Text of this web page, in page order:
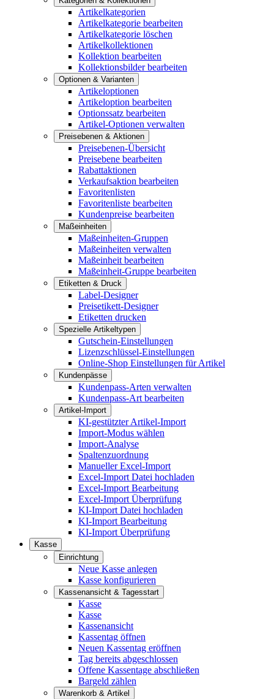
Artikelkategorien
Artikelkategorie bearbeiten
Artikelkategorie löschen
Artikelkollektionen
Kollektion bearbeiten
Kollektionsbilder bearbeiten
Optionen & Varianten
Artikeloptionen
Artikeloption bearbeiten
Optionssatz bearbeiten
Artikel-Optionen verwalten
Preisebenen & Aktionen
Preisebenen-Übersicht
Preisebene bearbeiten
Rabattaktionen
Verkaufsaktion bearbeiten
Favoritenlisten
Favoritenliste bearbeiten
Kundenpreise bearbeiten
Maßeinheiten
Maßeinheiten-Gruppen
Maßeinheiten verwalten
Maßeinheit bearbeiten
Maßeinheit-Gruppe bearbeiten
Etiketten & Druck
Label-Designer
Preisetikett-Designer
Etiketten drucken
Spezielle Artikeltypen
Gutschein-Einstellungen
Lizenzschlüssel-Einstellungen
Online-Shop Einstellungen für Artikel
Kundenpässe
Kundenpass-Arten verwalten
Kundenpass-Art bearbeiten
Artikel-Import
KI-gestützter Artikel-Import
Import-Modus wählen
Import-Analyse
Spaltenzuordnung
Manueller Excel-Import
Excel-Import Datei hochladen
Excel-Import Bearbeitung
Excel-Import Überprüfung
KI-Import Datei hochladen
KI-Import Bearbeitung
KI-Import Überprüfung
Kasse
Einrichtung
Neue Kasse anlegen
Kasse konfigurieren
Kassenansicht & Tagesstart
Kasse
Kasse
Kassenansicht
Kassentag öffnen
Neuen Kassentag eröffnen
Tag bereits abgeschlossen
Offene Kassentage abschließen
Bargeld zählen
Warenkorb & Artikel